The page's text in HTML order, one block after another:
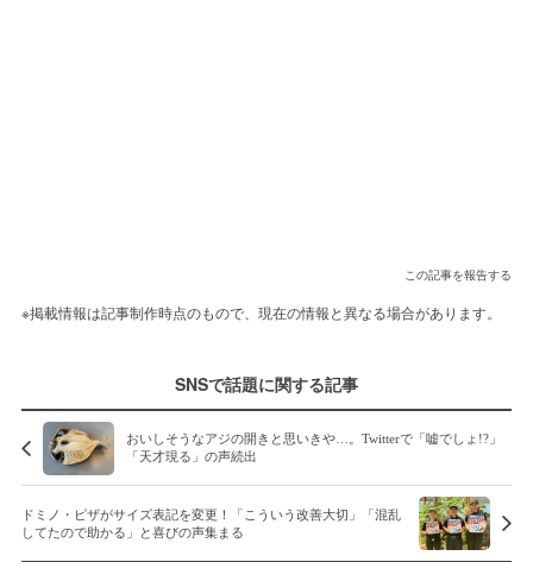
この記事を報告する
※掲載情報は記事制作時点のもので、現在の情報と異なる場合があります。
SNSで話題に関する記事
おいしそうなアジの開きと思いきや…。Twitterで「嘘でしょ!?」
「天才現る」の声続出
ドミノ・ピザがサイズ表記を変更！「こういう改善大切」「混乱
してたので助かる」と喜びの声集まる